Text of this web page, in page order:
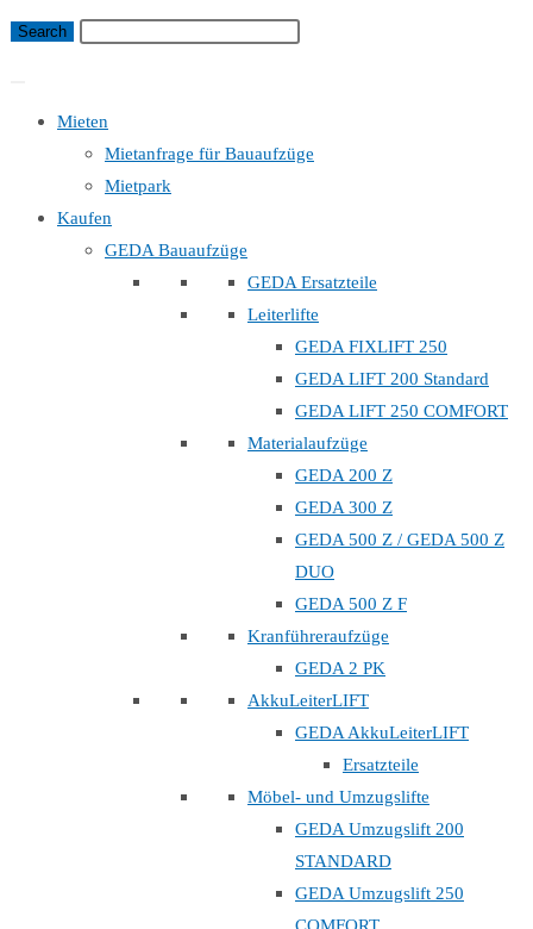
Mieten
Mietanfrage für Bauaufzüge
Mietpark
Kaufen
GEDA Bauaufzüge
GEDA Ersatzteile
Leiterlifte
GEDA FIXLIFT 250
GEDA LIFT 200 Standard
GEDA LIFT 250 COMFORT
Materialaufzüge
GEDA 200 Z
GEDA 300 Z
GEDA 500 Z / GEDA 500 Z
DUO
GEDA 500 Z F
Kranführeraufzüge
GEDA 2 PK
AkkuLeiterLIFT
GEDA AkkuLeiterLIFT
Ersatzteile
Möbel- und Umzugslifte
GEDA Umzugslift 200
STANDARD
GEDA Umzugslift 250